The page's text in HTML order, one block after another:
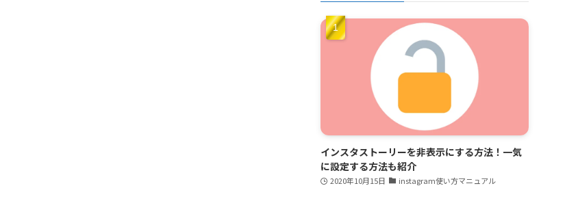
インスタストーリーを非表示にする方法！一気
に設定する方法も紹介
2020年10月15日 instagram使い方マニュアル